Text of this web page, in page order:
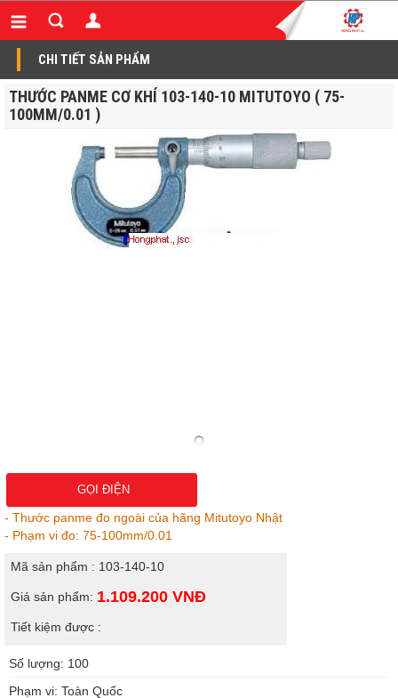
CHI TIẾT SẢN PHẨM
THƯỚC PANME CƠ KHÍ 103-140-10 MITUTOYO ( 75-
100MM/0.01 )
GỌI ĐIỆN
- Thước panme đo ngoài của hãng Mitutoyo Nhật
- Phạm vi đo: 75-100mm/0.01
Mã sản phẩm : 103-140-10
Giá sản phẩm: 1.109.200 VNĐ
Tiết kiệm được :
Số lượng: 100
Phạm vi: Toàn Quốc